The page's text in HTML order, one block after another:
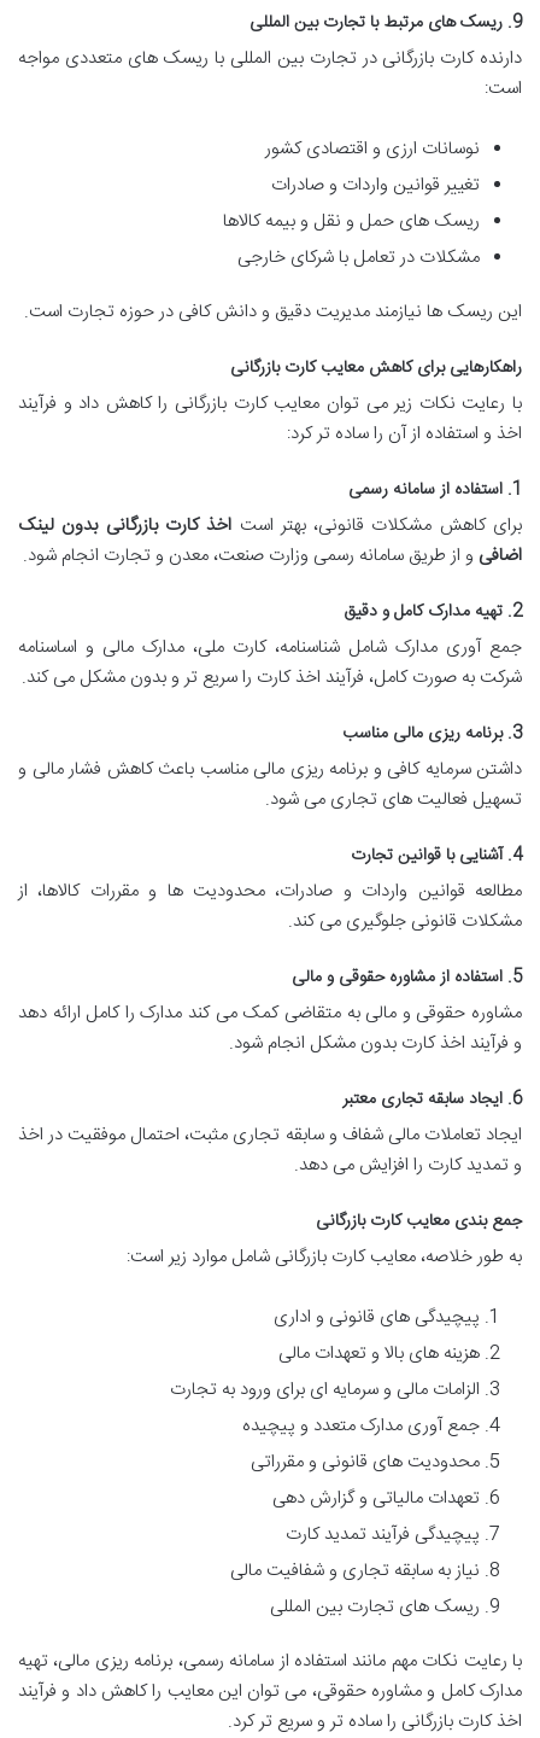
9. ریسک های مرتبط با تجارت بین المللی
دارنده کارت بازرگانی در تجارت بین المللی با ریسک های متعددی مواجه
است:
نوسانات ارزی و اقتصادی کشور
تغییر قوانین واردات و صادرات
ریسک های حمل و نقل و بیمه کالاها
مشکلات در تعامل با شرکای خارجی
این ریسک ها نیازمند مدیریت دقیق و دانش کافی در حوزه تجارت است.
راهکارهایی برای کاهش معایب کارت بازرگانی
با رعایت نکات زیر می توان معایب کارت بازرگانی را کاهش داد و فرآیند
اخذ و استفاده از آن را ساده تر کرد:
1. استفاده از سامانه رسمی
برای کاهش مشکلات قانونی، بهتر است اخذ کارت بازرگانی بدون لینک
اضافی و از طریق سامانه رسمی وزارت صنعت، معدن و تجارت انجام شود.
2. تهیه مدارک کامل و دقیق
جمع آوری مدارک شامل شناسنامه، کارت ملی، مدارک مالی و اساسنامه
شرکت به صورت کامل، فرآیند اخذ کارت را سریع تر و بدون مشکل می کند.
3. برنامه ریزی مالی مناسب
داشتن سرمایه کافی و برنامه ریزی مالی مناسب باعث کاهش فشار مالی و
تسهیل فعالیت های تجاری می شود.
4. آشنایی با قوانین تجارت
مطالعه قوانین واردات و صادرات، محدودیت ها و مقررات کالاها، از
مشکلات قانونی جلوگیری می کند.
5. استفاده از مشاوره حقوقی و مالی
مشاوره حقوقی و مالی به متقاضی کمک می کند مدارک را کامل ارائه دهد
و فرآیند اخذ کارت بدون مشکل انجام شود.
6. ایجاد سابقه تجاری معتبر
ایجاد تعاملات مالی شفاف و سابقه تجاری مثبت، احتمال موفقیت در اخذ
و تمدید کارت را افزایش می دهد.
جمع بندی معایب کارت بازرگانی
به طور خلاصه، معایب کارت بازرگانی شامل موارد زیر است:
پیچیدگی های قانونی و اداری
هزینه های بالا و تعهدات مالی
الزامات مالی و سرمایه ای برای ورود به تجارت
جمع آوری مدارک متعدد و پیچیده
محدودیت های قانونی و مقرراتی
تعهدات مالیاتی و گزارش دهی
پیچیدگی فرآیند تمدید کارت
نیاز به سابقه تجاری و شفافیت مالی
ریسک های تجارت بین المللی
با رعایت نکات مهم مانند استفاده از سامانه رسمی، برنامه ریزی مالی، تهیه
مدارک کامل و مشاوره حقوقی، می توان این معایب را کاهش داد و فرآیند
اخذ کارت بازرگانی را ساده تر و سریع تر کرد.